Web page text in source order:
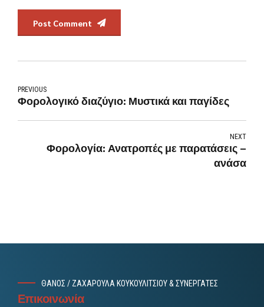
Post Comment
PREVIOUS
Φορολογικό διαζύγιο: Μυστικά και παγίδες
NEXT
Φορολογία: Ανατροπές με παρατάσεις –
ανάσα
ΘΑΝΟΣ / ΖΑΧΑΡΟΥΛΑ ΚΟΥΚΟΥΛΙΤΣΙΟΥ & ΣΥΝΕΡΓΑΤΕΣ
Επικοινωνία